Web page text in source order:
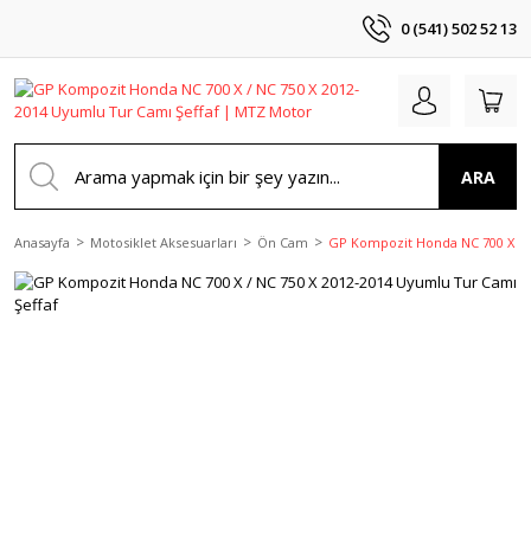
0 (541) 502 52 13
ARA
Anasayfa Motosiklet Aksesuarları Ön Cam GP Kompozit Honda NC 700 X /